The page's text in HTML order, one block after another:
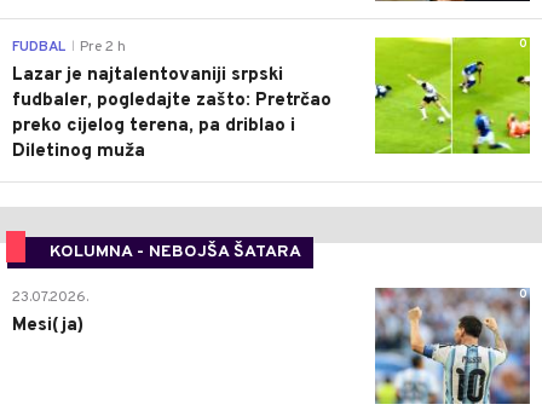
0
FUDBAL Pre 2 h
Lazar je najtalentovaniji srpski
fudbaler, pogledajte zašto: Pretrčao
preko cijelog terena, pa driblao i
Diletinog muža
KOLUMNA - NEBOJŠA ŠATARA
0
23.07.2026.
Mesi(ja)